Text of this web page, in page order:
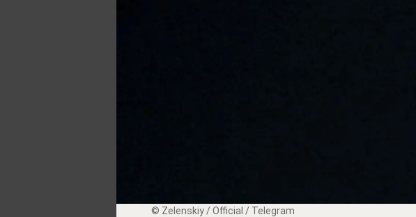
© Zеlеnskiу / Оfficiаl / Telegram